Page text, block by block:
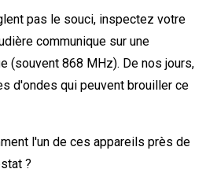
pas le souci, inspectez votre
communique sur une
(souvent 868 MHz). De nos jours,
d'ondes qui peuvent brouiller ce
l'un de ces appareils près de
?